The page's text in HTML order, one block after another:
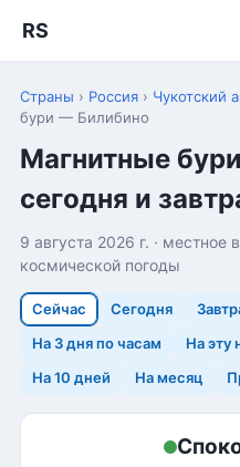
RS
Страны › Россия › Чукотский
бури — Билибино
Магнитные
сегодня и
9 августа 2026 г. ·
космической погоды
Сейчас Сегодня
На 3 дня по часам
На эту
На 10 дней
На месяц